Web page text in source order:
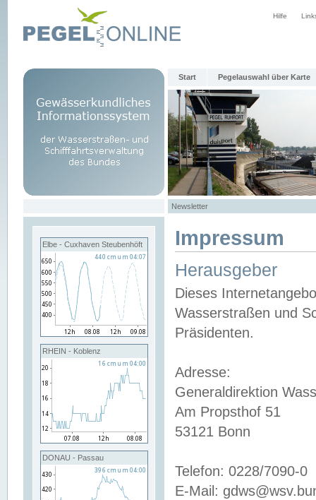
Hilfe
Start Pegelauswahl über Karte
Newsletter
Elbe - Cuxhaven Steubenhöft
RHEIN - Koblenz
DONAU - Passau
Impressum
Herausgeber
Dieses
Wasserstraßen und
Präsidenten.
Adresse:
Generaldirektion
Am Propsthof 51
53121 Bonn
Telefon: 0228/7090-0
E-Mail: